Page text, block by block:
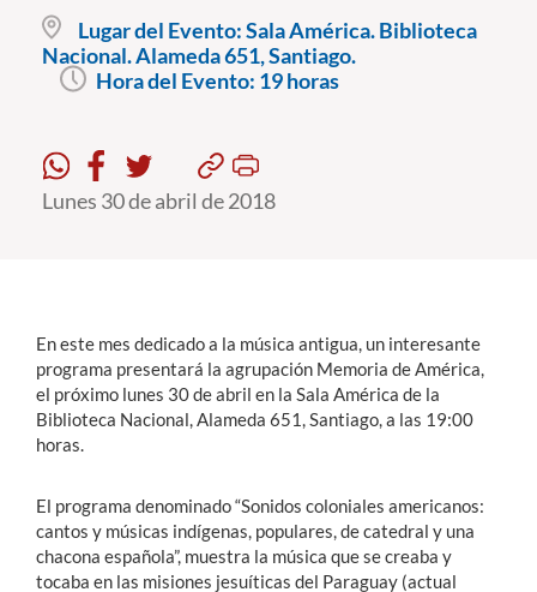
Postgrado
Formación Continua
Académicos
English
Lugar del Evento:Sala América. Biblioteca
Nacional. Alameda 651, Santiago.
Hora del Evento: 19 horas
Lunes 30 de abril de 2018
En este mes dedicado a la música antigua, un interesante
programa presentará la agrupación Memoria de América,
el próximo lunes 30 de abril en la Sala América de la
Biblioteca Nacional, Alameda 651, Santiago, a las 19:00
horas.
El programa denominado “Sonidos coloniales americanos:
cantos y músicas indígenas, populares, de catedral y una
chacona española”, muestra la música que se creaba y
tocaba en las misiones jesuíticas del Paraguay (actual